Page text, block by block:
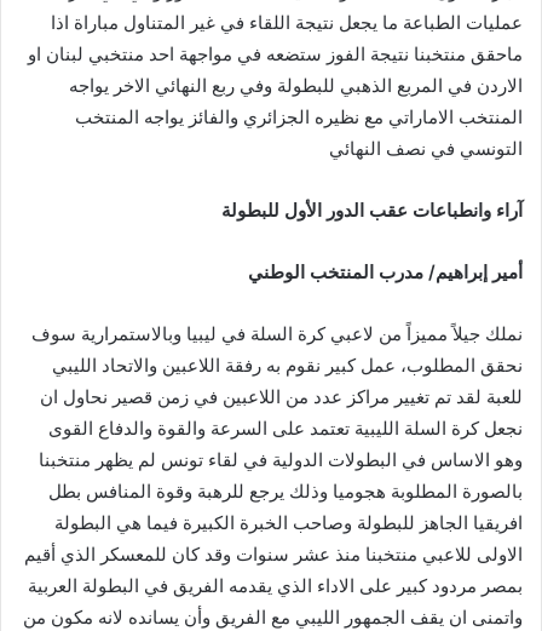
عمليات الطباعة ما يجعل نتيجة اللقاء في غير المتناول مباراة اذا
ماحقق منتخبنا نتيجة الفوز ستضعه في مواجهة احد منتخبي لبنان او
الاردن في المربع الذهبي للبطولة وفي ربع النهائي الاخر يواجه
المنتخب الاماراتي مع نظيره الجزائري والفائز يواجه المنتخب
التونسي في نصف النهائي
آراء وانطباعات عقب الدور الأول للبطولة
أمير إبراهيم/ مدرب المنتخب الوطني
نملك جيلاً مميزاً من لاعبي كرة السلة في ليبيا وبالاستمرارية سوف
نحقق المطلوب، عمل كبير نقوم به رفقة اللاعبين والاتحاد الليبي
للعبة لقد تم تغيير مراكز عدد من اللاعبين في زمن قصير نحاول ان
نجعل كرة السلة الليبية تعتمد على السرعة والقوة والدفاع القوى
وهو الاساس في البطولات الدولية في لقاء تونس لم يظهر منتخبنا
بالصورة المطلوبة هجوميا وذلك يرجع للرهبة وقوة المنافس بطل
افريقيا الجاهز للبطولة وصاحب الخبرة الكبيرة فيما هي البطولة
الاولى للاعبي منتخبنا منذ عشر سنوات وقد كان للمعسكر الذي أقيم
بمصر مردود كبير على الاداء الذي يقدمه الفريق في البطولة العربية
واتمنى ان يقف الجمهور الليبي مع الفريق وأن يسانده لانه مكون من